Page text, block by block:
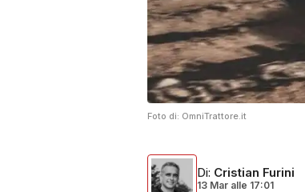
Foto di: OmniTrattore.it
Di: Cristian Furini
13 Mar alle 17:01